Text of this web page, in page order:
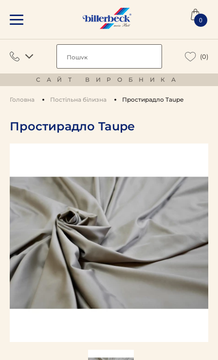
0
(0)
САЙТ ВИРОБНИКА
Головна Постільна білизна Простирадло Taupe
Простирадло Taupe